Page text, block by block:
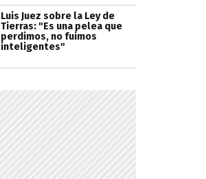
Luis Juez sobre la Ley de
Tierras: "Es una pelea que
perdimos, no fuimos
inteligentes"